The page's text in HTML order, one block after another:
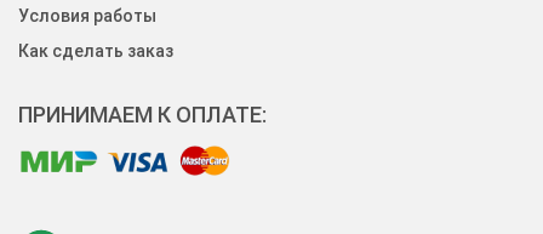
Условия работы
Как сделать заказ
ПРИНИМАЕМ К ОПЛАТЕ: